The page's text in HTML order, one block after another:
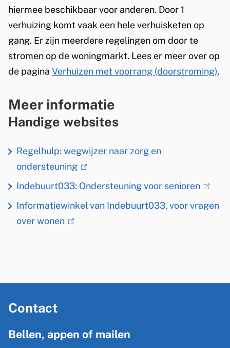
e
r
n
)
hiermee beschikbaar voor anderen. Door 1
verhuizing komt vaak een hele verhuisketen op
gang. Er zijn meerdere regelingen om door te
stromen op de woningmarkt. Lees er meer over op
de pagina Verhuizen met voorrang (doorstroming).
Meer informatie
Handige websites
Regelhulp: wegwijzer naar zorg en
ondersteuning (link
is
Indebuurt033: Ondersteuning voor senioren (link
is
Informatiewinkel van Indebuurt033, voor vragen
over wonen (link
Contact
Bellen, appen of mailen